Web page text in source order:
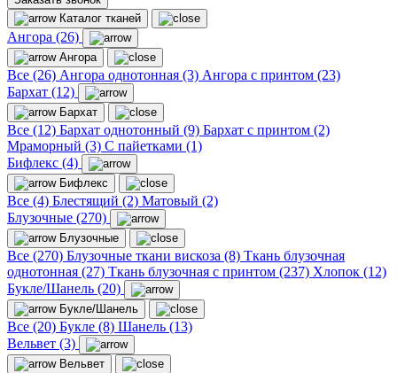
Каталог тканей
Ангора (26)
Ангора
Все (26) Ангора однотонная (3) Ангора с принтом (23)
Бархат (12)
Бархат
Все (12) Бархат однотонный (9) Бархат с принтом (2)
Мраморный (3) С пайетками (1)
Бифлекс (4)
Бифлекс
Все (4) Блестящий (2) Матовый (2)
Блузочные (270)
Блузочные
Все (270) Блузочные ткани вискоза (8) Ткань блузочная
однотонная (27) Ткань блузочная с принтом (237) Хлопок (12)
Букле/Шанель (20)
Букле/Шанель
Все (20) Букле (8) Шанель (13)
Вельвет (3)
Вельвет